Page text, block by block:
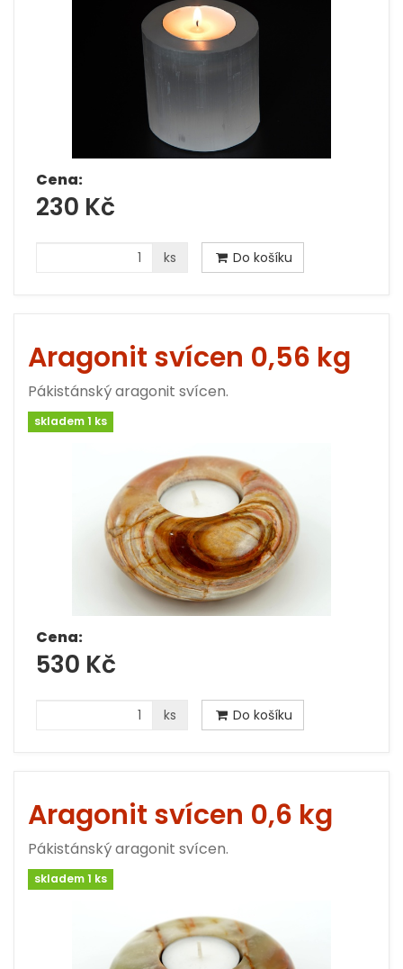
Cena:
230 Kč
ks Do košíku
Aragonit svícen 0,56 kg
Pákistánský aragonit svícen.
skladem 1 ks
Cena:
530 Kč
ks Do košíku
Aragonit svícen 0,6 kg
Pákistánský aragonit svícen.
skladem 1 ks